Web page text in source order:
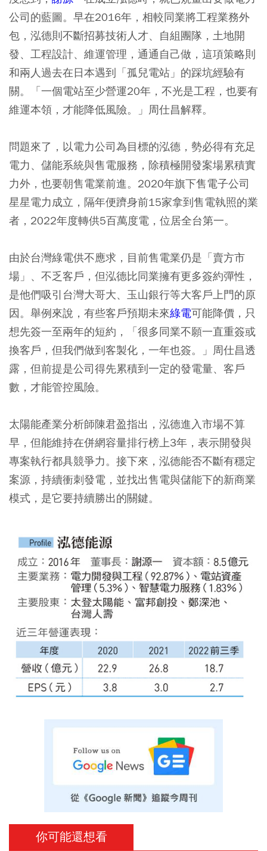
公司的藍圖。早在2016年，相較同業將工程業務外
包，泓德則不斷招募技術人才、自組團隊，土地開
發、工程設計、維運管理，通通自己做，這項策略則
和兩人過去在日本遇到「孤兒電站」的踩坑經驗有
關。「一個電站至少營運20年，不光是工程，也要有
維運本領，才能降低風險。」周仕昌解釋。
問題來了，以電力公司為目標的泓德，勢必得有充足
電力、儲能系統與售電服務，除積極開發案場累積實
力外，也要朝售電業前進。2020年旗下售電子公司
星星電力成立，隔年便躋身前15家拿到售電執照的業
者，2022年度轉供5百萬度電，位居全台第一。
由於台灣綠電供不應求，目前售電業仍是「賣方市
場」、不乏客戶，但泓德比同業擁有更多簽約彈性，
是他們吸引台灣大哥大、玉山銀行等大客戶上門的原
因。舉例來說，有些客戶預期未來綠電可能降價，只
想先簽一至兩年的短約，「很多同業不願一直重簽或
換客戶，但我們做到客製化，一年也簽。」周仕昌透
露，但前提是公司得先累積到一定的發電量、客戶
數，才能管控風險。
太陽能產業分析師陳君盈指出，泓德進入市場不算
早，但能維持在併網容量排行榜上3年，表示開發與
專案執行都具競爭力。接下來，泓德能否不斷有穩定
案源，持續衝刺發電，並找出售電與儲能下的新商業
模式，是它要持續勝出的關鍵。
你可能還想看